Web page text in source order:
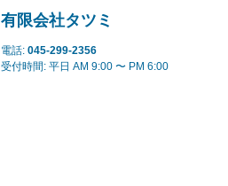
有限会社タツミ
電話: 045-299-2356
受付時間: 平日 AM 9:00 〜 PM 6:00